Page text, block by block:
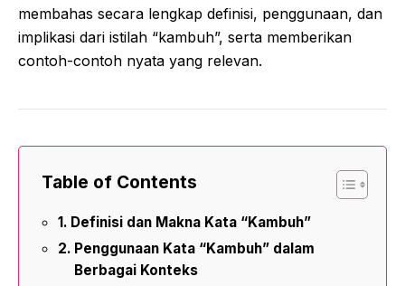
membahas secara lengkap definisi, penggunaan, dan
implikasi dari istilah “kambuh”, serta memberikan
contoh-contoh nyata yang relevan.
Table of Contents
Definisi dan Makna Kata “Kambuh”
Penggunaan Kata “Kambuh” dalam
Berbagai Konteks